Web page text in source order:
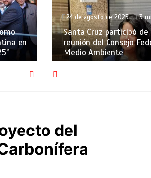
en
24 de agosto de 2025 3
Santa Cruz participó de
reunión del Consejo
Medio Ambiente
del